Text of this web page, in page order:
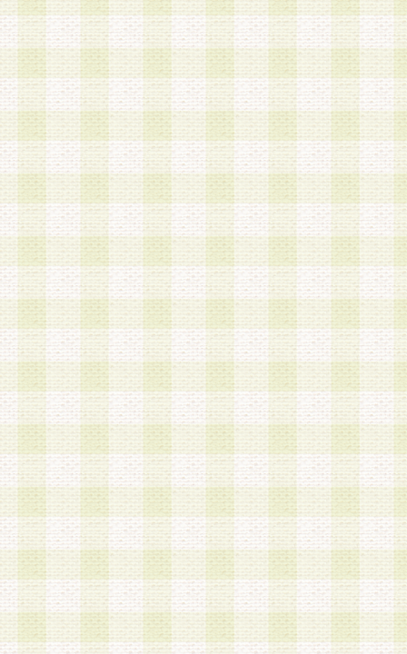
2.当社は、会員個人を識別することのできる情報
会員情報を本人の承諾なく第三者に開示すること
人を識別できる情報について第三者に開示または
社は事前に会員本人の同意を得るものとします。
3.前項の定めに拘わらず、当社は、以下の目的に
意を 得ることなく、会員個人を識別できる情報
づき選定した委託業者に対して当社の責任におい
できるものとします。な お、当社は、当該委託
契約を締結しこれを遵守させるとともに、本規約
の注意をもって当該情報を使用させるものとし ま
a.本サービスに係る謝礼、景品、調査サンプル品
b.会員からの電話、メール等の問い合わせなどへ
c.モバイルリサーチ、またはグループ形式による
実施もしくは運営
d.その他これらに付随する業務
4.会員は、住所、電話番号その他の登録情報につ
合は、速やかに当社所定の変更手続きを行うもの
5.当社は、必要と認めた場合、会員に対して、電
手段により登録情報の対象者が会員登録者本人で
の内容が正確であること、アンケートの回答内容
うことができるものとます。
6.会員は、会員登録後当社が定期的に行う登録情
して、当社指定の期間内に更新手続きを行うもの
該期間内に更新手続きを行わない場合、その時点
発行したポイントは失効されるものとします。